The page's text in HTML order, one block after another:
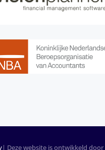
| Deze website is ontwikkeld door